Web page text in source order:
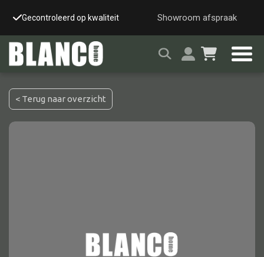
Gecontroleerd op kwaliteit Snelle & veilige
Showroom afspraak
< Terug naar overzicht